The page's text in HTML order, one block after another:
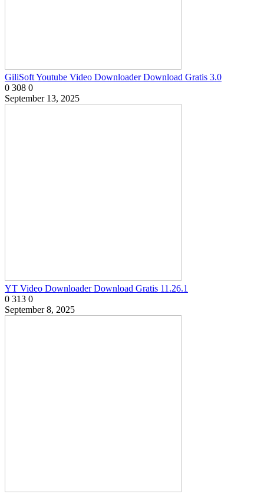
GiliSoft Youtube Video Downloader Download Gratis 3.0
0 308 0
September 13, 2025
YT Video Downloader Download Gratis 11.26.1
0 313 0
September 8, 2025